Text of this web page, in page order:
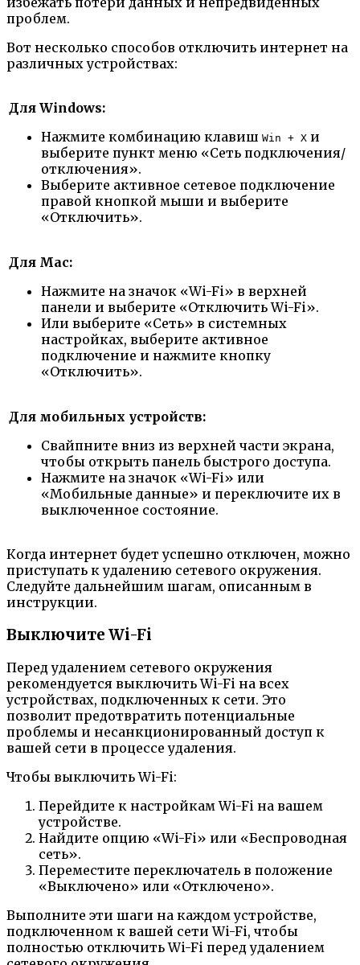
проблем.
Вот несколько способов отключить интернет на
различных устройствах:
Для Windows:
Нажмите комбинацию клавиш Win + X и
выберите пункт меню «Сеть подключения/
отключения».
Выберите активное сетевое подключение
правой кнопкой мыши и выберите
«Отключить».
Для Mac:
Нажмите на значок «Wi-Fi» в верхней
панели и выберите «Отключить Wi-Fi».
Или выберите «Сеть» в системных
настройках, выберите активное
подключение и нажмите кнопку
«Отключить».
Для мобильных устройств:
Свайпните вниз из верхней части экрана,
чтобы открыть панель быстрого доступа.
Нажмите на значок «Wi-Fi» или
«Мобильные данные» и переключите их в
выключенное состояние.
Когда интернет будет успешно отключен, можно
приступать к удалению сетевого окружения.
Следуйте дальнейшим шагам, описанным в
инструкции.
Выключите Wi-Fi
Перед удалением сетевого окружения
рекомендуется выключить Wi-Fi на всех
устройствах, подключенных к сети. Это
позволит предотвратить потенциальные
проблемы и несанкционированный доступ к
вашей сети в процессе удаления.
Чтобы выключить Wi-Fi:
Перейдите к настройкам Wi-Fi на вашем
устройстве.
Найдите опцию «Wi-Fi» или «Беспроводная
сеть».
Переместите переключатель в положение
«Выключено» или «Отключено».
Выполните эти шаги на каждом устройстве,
подключенном к вашей сети Wi-Fi, чтобы
полностью отключить Wi-Fi перед удалением